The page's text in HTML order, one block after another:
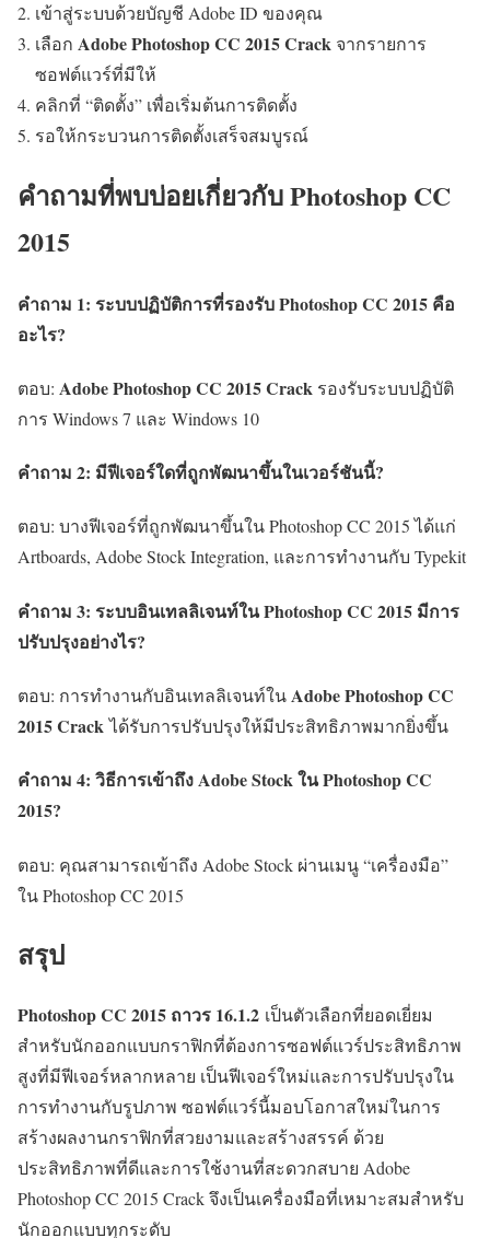
เข้าสู่ระบบด้วยบัญชี Adobe ID ของคุณ
เลือก Adobe Photoshop CC 2015 Crack จากรายการ
ซอฟต์แวร์ที่มีให้
คลิกที่ “ติดตั้ง” เพื่อเริ่มต้นการติดตั้ง
รอให้กระบวนการติดตั้งเสร็จสมบูรณ์
คำถามที่พบบ่อยเกี่ยวกับ Photoshop CC
2015
คำถาม 1: ระบบปฏิบัติการที่รองรับ Photoshop CC 2015 คือ
อะไร?
ตอบ: Adobe Photoshop CC 2015 Crack รองรับระบบปฏิบัติ
การ Windows 7 และ Windows 10
คำถาม 2: มีฟีเจอร์ใดที่ถูกพัฒนาขึ้นในเวอร์ชันนี้?
ตอบ: บางฟีเจอร์ที่ถูกพัฒนาขึ้นใน Photoshop CC 2015 ได้แก่
Artboards, Adobe Stock Integration, และการทำงานกับ Typekit
คำถาม 3: ระบบอินเทลลิเจนท์ใน Photoshop CC 2015 มีการ
ปรับปรุงอย่างไร?
ตอบ: การทำงานกับอินเทลลิเจนท์ในAdobe Photoshop CC
2015 Crackได้รับการปรับปรุงให้มีประสิทธิภาพมากยิ่งขึ้น
คำถาม 4: วิธีการเข้าถึง Adobe Stock ใน Photoshop CC
2015?
ตอบ: คุณสามารถเข้าถึง Adobe Stock ผ่านเมนู “เครื่องมือ”
ใน Photoshop CC 2015
สรุป
Photoshop CC 2015 ถาวร 16.1.2 เป็นตัวเลือกที่ยอดเยี่ยม
สำหรับนักออกแบบกราฟิกที่ต้องการซอฟต์แวร์ประสิทธิภาพ
สูงที่มีฟีเจอร์หลากหลาย เป็นฟีเจอร์ใหม่และการปรับปรุงใน
การทำงานกับรูปภาพ ซอฟต์แวร์นี้มอบโอกาสใหม่ในการ
สร้างผลงานกราฟิกที่สวยงามและสร้างสรรค์ ด้วย
ประสิทธิภาพที่ดีและการใช้งานที่สะดวกสบาย Adobe
Photoshop CC 2015 Crack จึงเป็นเครื่องมือที่เหมาะสมสำหรับ
นักออกแบบทุกระดับ